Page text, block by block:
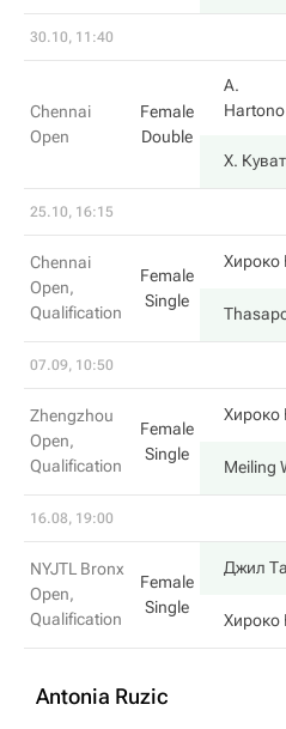
30.10, 11:40
Chennai
Open
Female
Double
A.
Hartono
Х.
25.10, 16:15
Chennai
Open,
Qualification
Female
Single
Хироко
07.09, 10:50
Zhengzhou
Open,
Qualification
Female
Single
Хироко
Meiling
16.08, 19:00
NYJTL Bronx
Open,
Qualification
Female
Single
Джил
Хироко
Antonia Ruzic